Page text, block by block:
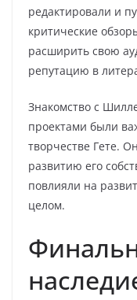
редактировали и
критические
расширить свою
репутацию в
Знакомство с
проектами были
творчестве Гете.
развитию его
повлияли на
целом.